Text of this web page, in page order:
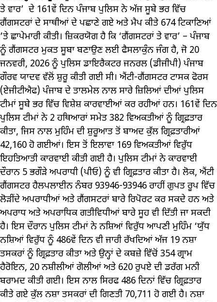
ਤੇ ਵਾਰ’ ਦੇ 161ਵੇਂ ਦਿਨ ਪੰਜਾਬ ਪੁਲਿਸ ਨੇ ਅੱਜ ਸੂਬੇ ਭਰ ਵਿੱਚ
ਗੈਂਗਸਟਰਾਂ ਦੇ ਸਾਥੀਆਂ ਦੇ ਪਛਾਣੇ ਗਏ ਅਤੇ ਮੈਪ ਕੀਤੇ 674 ਟਿਕਾਣਿਆਂ
’ਤੇ ਛਾਪੇਮਾਰੀ ਕੀਤੀ। ਜ਼ਿਕਰਯੋਗ ਹੈ ਕਿ ‘ਗੈਂਗਸਟਰਾਂ ਤੇ ਵਾਰ’ – ਪੰਜਾਬ
ਨੂੰ ਗੈਂਗਸਟਰ ਮੁਕਤ ਸੂਬਾ ਬਣਾਉਣ ਲਈ ਫੈਸਲਾਕੁੰਨ ਜੰਗ ਹੈ, ਜੋ 20
ਜਨਵਰੀ, 2026 ਨੂੰ ਪੁਲਿਸ ਡਾਇਰੈਕਟਰ ਜਨਰਲ (ਡੀਜੀਪੀ) ਪੰਜਾਬ
ਗੌਰਵ ਯਾਦਵ ਵੱਲੋਂ ਸ਼ੁਰੂ ਕੀਤੀ ਗਈ ਸੀ। ਐਂਟੀ-ਗੈਂਗਸਟਰ ਟਾਸਕ ਫੋਰਸ
(ਏਜੀਟੀਐਫ) ਪੰਜਾਬ ਦੇ ਤਾਲਮੇਲ ਨਾਲ ਸਾਰੇ ਜ਼ਿਲਿਆਂ ਦੀਆਂ ਪੁਲਿਸ
ਟੀਮਾਂ ਸੂਬੇ ਭਰ ਵਿੱਚ ਵਿਸ਼ੇਸ਼ ਕਾਰਵਾਈਆਂ ਕਰ ਰਹੀਆਂ ਹਨ। 161ਵੇਂ ਦਿਨ
ਪੁਲਿਸ ਟੀਮਾਂ ਨੇ 2 ਹਥਿਆਰਾਂ ਸਮੇਤ 382 ਵਿਅਕਤੀਆਂ ਨੂੰ ਗ੍ਰਿਫ਼ਤਾਰ
ਕੀਤਾ, ਜਿਸ ਨਾਲ ਮੁਹਿੰਮ ਦੀ ਸ਼ੁਰੂਆਤ ਤੋਂ ਬਾਅਦ ਕੁੱਲ ਗ੍ਰਿਫ਼ਤਾਰੀਆਂ
42,160 ਹੋ ਗਈਆਂ। ਇਸ ਤੋਂ ਇਲਾਵਾ 169 ਵਿਅਕਤੀਆਂ ਵਿਰੁੱਧ
ਇਹਤਿਆਤੀ ਕਾਰਵਾਈ ਕੀਤੀ ਗਈ ਹੈ। ਪੁਲਿਸ ਟੀਮਾਂ ਨੇ ਕਾਰਵਾਈ
ਦੌਰਾਨ 5 ਭਗੌੜੇ ਅਪਰਾਧੀ (ਪੀਓ) ਨੂੰ ਵੀ ਗ੍ਰਿਫ਼ਤਾਰ ਕੀਤਾ ਹੈ। ਲੋਕ, ਐਂਟੀ
ਗੈਂਗਸਟਰ ਹੈਲਪਲਾਈਨ ਨੰਬਰ 93946-93946 ਰਾਹੀਂ ਗੁਪਤ ਰੂਪ ਵਿੱਚ
ਲੋੜੀਂਦੇ ਅਪਰਾਧੀਆਂ ਅਤੇ ਗੈਂਗਸਟਰਾਂ ਬਾਰੇ ਰਿਪੋਰਟ ਕਰ ਸਕਦੇ ਹਨ ਅਤੇ
ਅਪਰਾਧ ਅਤੇ ਅਪਰਾਧਿਕ ਗਤੀਵਿਧੀਆਂ ਬਾਰੇ ਸੂਹ ਵੀ ਦਿੱਤੀ ਜਾ ਸਕਦੀ
ਹੈ। ਇਸ ਦੌਰਾਨ ਪੁਲਿਸ ਟੀਮਾਂ ਨੇ ਨਸ਼ਿਆਂ ਵਿਰੁੱਧ ਆਪਣੀ ਮੁਹਿੰਮ ‘ਯੁੱਧ
ਨਸ਼ਿਆਂ ਵਿਰੁੱਧ ਨੂੰ 486ਵੇਂ ਦਿਨ ਵੀ ਜਾਰੀ ਰੱਖਦਿਆਂ ਅੱਜ 19 ਨਸ਼ਾ
ਤਸਕਰਾਂ ਨੂੰ ਗ੍ਰਿਫ਼ਤਾਰ ਕੀਤਾ ਅਤੇ ਉਨ੍ਹਾਂ ਦੇ ਕਬਜ਼ੇ ਵਿੱਚੋਂ 354 ਗ੍ਰਾਮ
ਹੈਰੋਇਨ, 20 ਨਸ਼ੀਲੀਆਂ ਗੋਲੀਆਂ ਅਤੇ 620 ਰੁਪਏ ਦੀ ਡਰੱਗ ਮਨੀ
ਬਰਾਮਦ ਕੀਤੀ ਗਈ। ਇਸ ਨਾਲ ਸਿਰਫ 486 ਦਿਨਾਂ ਵਿੱਚ ਗ੍ਰਿਫ਼ਤਾਰ
ਕੀਤੇ ਗਏ ਕੁੱਲ ਨਸ਼ਾ ਤਸਕਰਾਂ ਦੀ ਗਿਣਤੀ 70,711 ਹੋ ਗਈ ਹੈ। ਨਸ਼ਾ